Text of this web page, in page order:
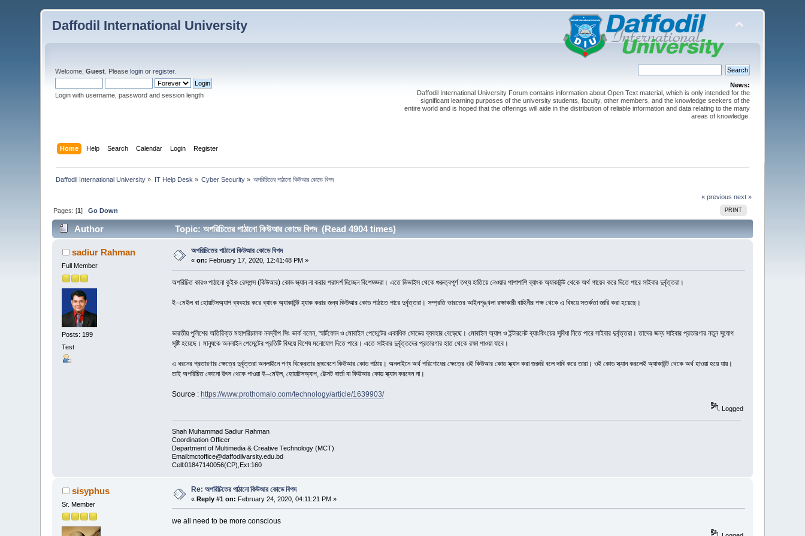
Daffodil International University
Welcome,Guest . Pleaselogin orregister.
Login with username, password and session length
News:
Daffodil International University Forum contains information about Open Text material, which is only intended for the
significant learning purposes of the university students, faculty, other members, and the knowledge seekers of the
entire world and is hoped that the offerings will aide in the distribution of reliable information and data relating to the many
areas of knowledge.
Home Help Search Calendar Login Register
Daffodil International University » IT Help Desk » Cyber Security » অপরিচিতের পাঠানো কিউআর কোডে বিপদ
« previous next »
PRINT
Pages: [1]Go Down
Author Topic: অপরিচিতের পাঠানো কিউআর কোডে বিপদ (Read 4904 times)
sadiur Rahman
Full Member
Posts: 199
Test
অপরিচিতের পাঠানো কিউআর কোডে বিপদ
«on: February 17, 2020, 12:41:48 PM »
অপরিচিত কারও পাঠানো কুইক রেসপন্স (কিউআর) কোড স্ক্যান না করার পরামর্শ দিচ্ছেন বিশেষজ্ঞরা। এতে ডিভাইস থেকে গুরুত্বপূর্ণ তথ্য হাতিয়ে নেওয়ার পাশাপাশি ব্যাংক অ্যাকাউন্ট থেকে অর্থ গায়েব করে দিতে পারে সাইবার দুর্বৃত্তরা।
ই–মেইল বা হোয়াটসঅ্যাপ ব্যবহার করে ব্যাংক অ্যাকাউন্ট হ্যাক করার জন্য কিউআর কোড পাঠাতে পারে দুর্বৃত্তরা। সম্প্রতি ভারতের আইনশৃঙ্খলা রক্ষাকারী বাহিনীর পক্ষ থেকে এ বিষয়ে সতর্কতা জারি করা হয়েছে।
ভারতীয় পুলিশের অতিরিক্ত মহাপরিচালক নবদ্বীপ সিং ভার্ক বলেন, স্মার্টফোন ও মোবাইল পেমেন্টের একাধিক মোডের ব্যবহার বেড়েছে। মোবাইল অ্যাপ ও ইন্টারনেট ব্যাংকিংয়ের সুবিধা নিতে পারে সাইবার দুর্বৃত্তরা। তাদের জন্য সাইবার প্রতারণার নতুন সুযোগ
সৃষ্টি হয়েছে। মানুষকে অনলাইন পেমেন্টের প্রতিটি বিষয়ে বিশেষ মনোযোগ দিতে পারে। এতে সাইবার দুর্বৃত্তদের প্রতারণার হাত থেকে রক্ষা পাওয়া যাবে।
এ ধরনের প্রতারণার ক্ষেত্রে দুর্বৃত্তরা অনলাইনে পণ্য বিক্রেতার ছদ্মবেশে কিউআর কোড পাঠায়। অনলাইনে অর্থ পরিশোধের ক্ষেত্রে ওই কিউআর কোড স্ক্যান করা জরুরি বলে দাবি করে তারা। ওই কোড স্ক্যান করলেই অ্যাকাউন্ট থেকে অর্থ হাওয়া হয়ে যায়।
তাই অপরিচিত কোনো উৎস থেকে পাওয়া ই–মেইল, হোয়াটসঅ্যাপ, টেক্সট বার্তা বা কিউআর কোড স্ক্যান করবেন না।
Source : https://www.prothomalo.com/technology/article/1639903/
Logged
Shah Muhammad Sadiur Rahman
Coordination Officer
Department of Multimedia & Creative Technology (MCT)
Email:mctoffice@daffodilvarsity.edu.bd
Cell:01847140056(CP),Ext:160
sisyphus
Sr. Member
Re: অপরিচিতের পাঠানো কিউআর কোডে বিপদ
«Reply #1 on: February 24, 2020, 04:11:21 PM »
we all need to be more conscious